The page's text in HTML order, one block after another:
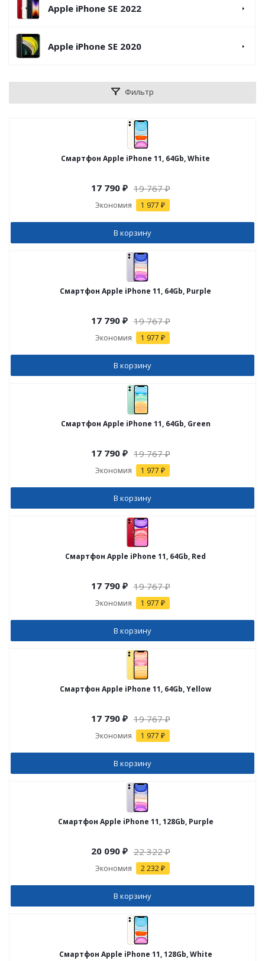
Apple iPhone SE 2022
Apple iPhone SE 2020
Фильтр
Смартфон Apple iPhone 11, 64Gb, White
17 790₽ 19 767₽
Экономия 1 977 ₽
В корзину
Смартфон Apple iPhone 11, 64Gb, Purple
17 790₽ 19 767₽
Экономия 1 977 ₽
В корзину
Смартфон Apple iPhone 11, 64Gb, Green
17 790₽ 19 767₽
Экономия 1 977 ₽
В корзину
Смартфон Apple iPhone 11, 64Gb, Red
17 790₽ 19 767₽
Экономия 1 977 ₽
В корзину
Смартфон Apple iPhone 11, 64Gb, Yellow
17 790₽ 19 767₽
Экономия 1 977 ₽
В корзину
Смартфон Apple iPhone 11, 128Gb, Purple
20 090₽ 22 322₽
Экономия 2 232 ₽
В корзину
Смартфон Apple iPhone 11, 128Gb, White